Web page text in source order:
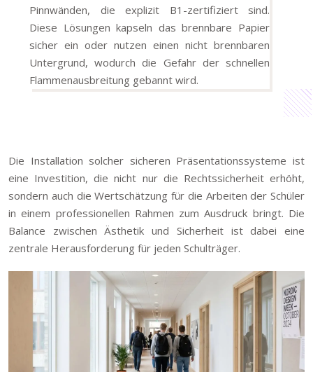
Pinnwänden, die explizit B1-zertifiziert sind.
Diese Lösungen kapseln das brennbare Papier
sicher ein oder nutzen einen nicht brennbaren
Untergrund, wodurch die Gefahr der schnellen
Flammenausbreitung gebannt wird.
Die Installation solcher sicheren Präsentationssysteme ist
eine Investition, die nicht nur die Rechtssicherheit erhöht,
sondern auch die Wertschätzung für die Arbeiten der Schüler
in einem professionellen Rahmen zum Ausdruck bringt. Die
Balance zwischen Ästhetik und Sicherheit ist dabei eine
zentrale Herausforderung für jeden Schulträger.